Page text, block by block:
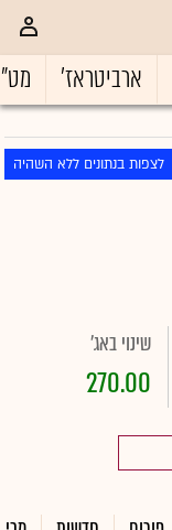
ארביטראז'
לצפות בנתונים ללא השהיה
שינוי באג'
270.00